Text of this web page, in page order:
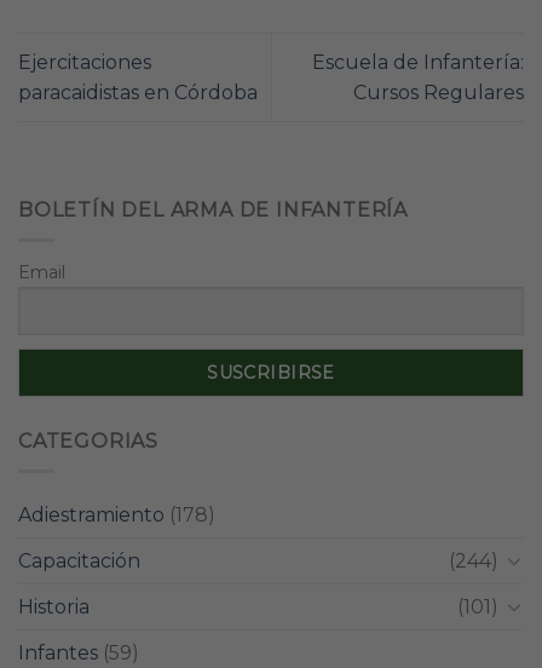
Ejercitaciones
paracaidistas en Córdoba
Escuela de Infantería:
Cursos Regulares
BOLETÍN DEL ARMA DE INFANTERÍA
Email
CATEGORIAS
Adiestramiento (178)
Capacitación
(244)
Historia
(101)
Infantes (59)